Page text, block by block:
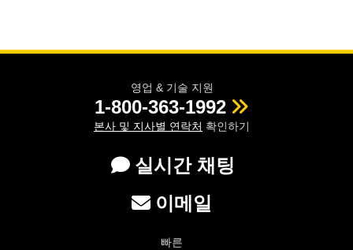
영업 & 기술 지원
1-800-363-1992
본사 및 지사별 연락처 확인하기
실시간 채팅
이메일
빠른